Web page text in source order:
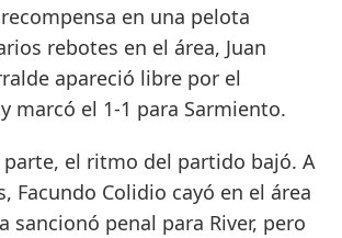
en una pelota
rebotes en el área, Juan
apareció libre por el
marcó el 1-1 para Sarmiento.
parte, el ritmo del partido bajó. A
Facundo Colidio cayó en el área
sancionó penal para River, pero